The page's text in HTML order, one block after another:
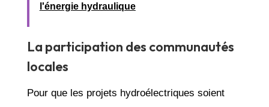
l'énergie hydraulique
La participation des communautés
locales
Pour que les projets hydroélectriques soient